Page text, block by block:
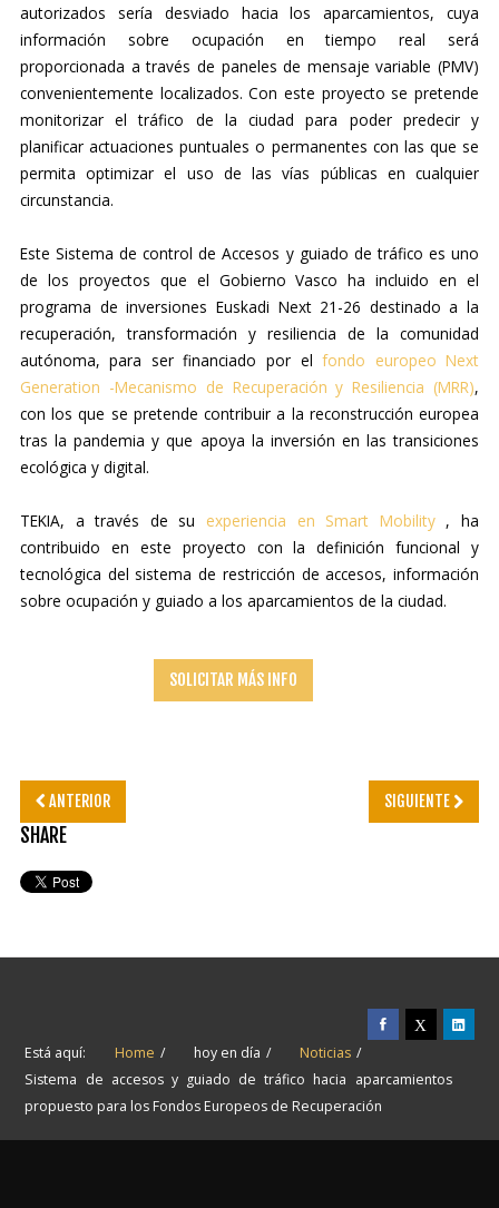
autorizados sería desviado hacia los aparcamientos, cuya
información sobre ocupación en tiempo real será
proporcionada a través de paneles de mensaje variable (PMV)
convenientemente localizados. Con este proyecto se pretende
monitorizar el tráfico de la ciudad para poder predecir y
planificar actuaciones puntuales o permanentes con las que se
permita optimizar el uso de las vías públicas en cualquier
circunstancia.
Este Sistema de control de Accesos y guiado de tráfico es uno
de los proyectos que el Gobierno Vasco ha incluido en el
programa de inversiones Euskadi Next 21-26 destinado a la
recuperación, transformación y resiliencia de la comunidad
autónoma, para ser financiado por elfondo europeo Next
Generation -Mecanismo de Recuperación y Resiliencia (MRR),
con los que se pretende contribuir a la reconstrucción europea
tras la pandemia y que apoya la inversión en las transiciones
ecológica y digital.
TEKIA, a través de su experiencia en Smart Mobility, ha
contribuido en este proyecto con la definición funcional y
tecnológica del sistema de restricción de accesos, información
sobre ocupación y guiado a los aparcamientos de la ciudad.
SOLICITAR MÁS INFO
ANTERIOR SIGUIENTE
SHARE
Está aquí: Home hoy en día
Noticias
Sistema de accesos y guiado de tráfico hacia aparcamientos
propuesto para los Fondos Europeos de Recuperación